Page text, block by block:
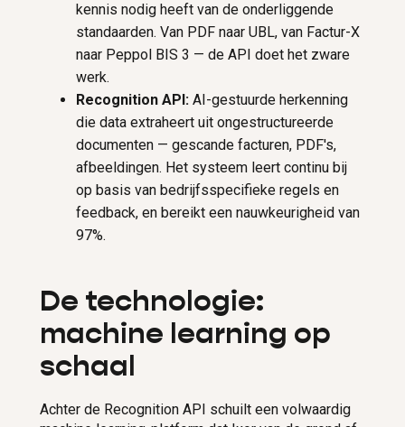
kennis nodig heeft van de onderliggende
standaarden. Van PDF naar UBL, van Factur-X
naar Peppol BIS 3 — de API doet het zware
werk.
Recognition API: AI-gestuurde herkenning
die data extraheert uit ongestructureerde
documenten — gescande facturen, PDF's,
afbeeldingen. Het systeem leert continu bij
op basis van bedrijfsspecifieke regels en
feedback, en bereikt een nauwkeurigheid van
97%.
De technologie:
machine learning op
schaal
Achter de Recognition API schuilt een volwaardig